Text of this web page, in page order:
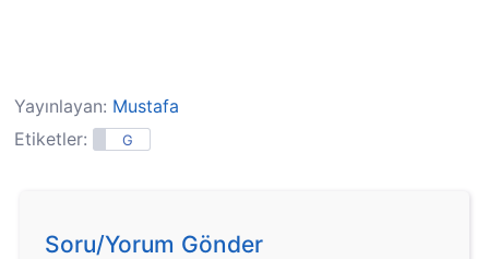
Yayınlayan: Mustafa
Etiketler:
G
Soru/Yorum Gönder